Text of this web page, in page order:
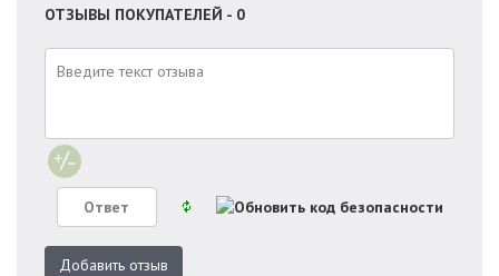
ОТЗЫВЫ ПОКУПАТЕЛЕЙ - 0
Добавить отзыв